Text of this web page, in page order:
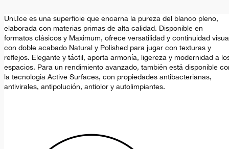
Uni.Ice es una superficie que encarna la pureza del blanco pleno,
elaborada con materias primas de alta calidad. Disponible en
formatos clásicos y Maximum, ofrece versatilidad y continuidad
con doble acabado Natural y Polished para jugar con texturas y
reflejos. Elegante y táctil, aporta armonía, ligereza y modernidad a
espacios. Para un rendimiento avanzado, también está disponible
la tecnología Active Surfaces, con propiedades antibacterianas,
antivirales, antipolución, antiolor y autolimpiantes.